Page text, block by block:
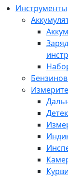
Инструменты